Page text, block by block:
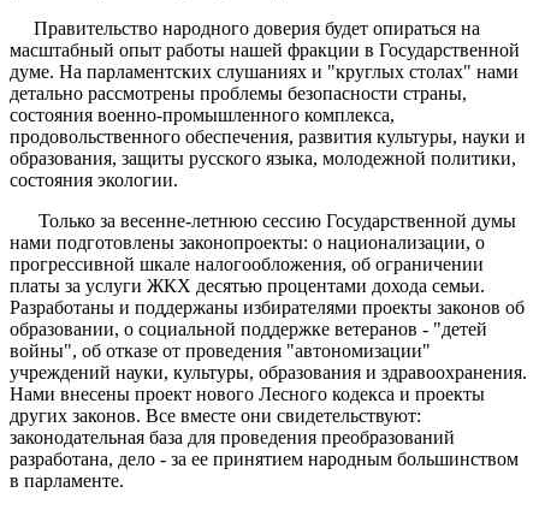
Правительство народного доверия будет опираться на
масштабный опыт работы нашей фракции в Государственной
думе. На парламентских слушаниях и "круглых столах" нами
детально рассмотрены проблемы безопасности страны,
состояния военно-промышленного комплекса,
продовольственного обеспечения, развития культуры, науки и
образования, защиты русского языка, молодежной политики,
состояния экологии.
Только за весенне-летнюю сессию Государственной думы
нами подготовлены законопроекты: о национализации, о
прогрессивной шкале налогообложения, об ограничении
платы за услуги ЖКХ десятью процентами дохода семьи.
Разработаны и поддержаны избирателями проекты законов об
образовании, о социальной поддержке ветеранов - "детей
войны", об отказе от проведения "автономизации"
учреждений науки, культуры, образования и здравоохранения.
Нами внесены проект нового Лесного кодекса и проекты
других законов. Все вместе они свидетельствуют:
законодательная база для проведения преобразований
разработана, дело - за ее принятием народным большинством
в парламенте.